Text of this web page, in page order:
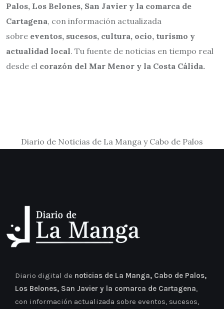
Palos, Los Belones, San Javier y la comarca de
Cartagena, con información actualizada
sobre eventos, sucesos, cultura, ocio, turismo y
actualidad local. Tu fuente de noticias en tiempo real
desde el corazón del Mar Menor y la Costa Cálida.
Diario de Noticias de La Manga y Cabo de Palos
Diario digital de noticias de La Manga, Cabo de Palos,
Los Belones, San Javier y la comarca de Cartagena,
con información actualizada sobre eventos, sucesos,